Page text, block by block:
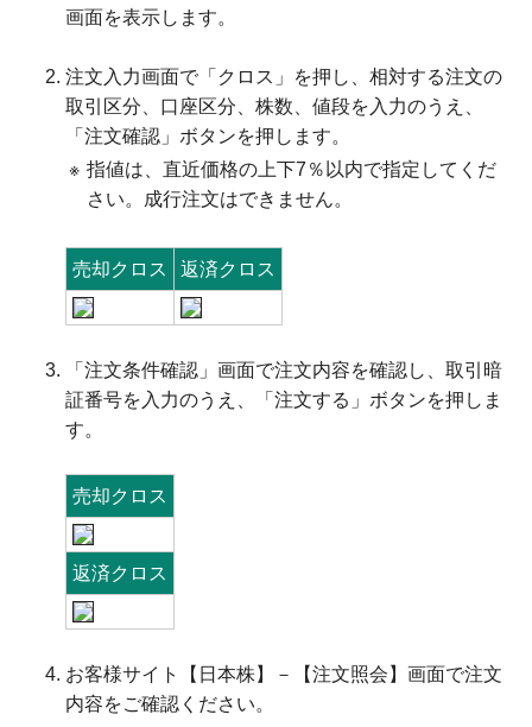
画面を表示します。
注文入力画面で「クロス」を押し、相対する注文の
取引区分、口座区分、株数、値段を入力のうえ、
「注文確認」ボタンを押します。
※ 指値は、直近価格の上下7％以内で指定してくだ
さい。成行注文はできません。
売却クロス 返済クロス
「注文条件確認」画面で注文内容を確認し、取引暗
証番号を入力のうえ、「注文する」ボタンを押しま
す。
売却クロス
返済クロス
お客様サイト【日本株】－【注文照会】画面で注文
内容をご確認ください。